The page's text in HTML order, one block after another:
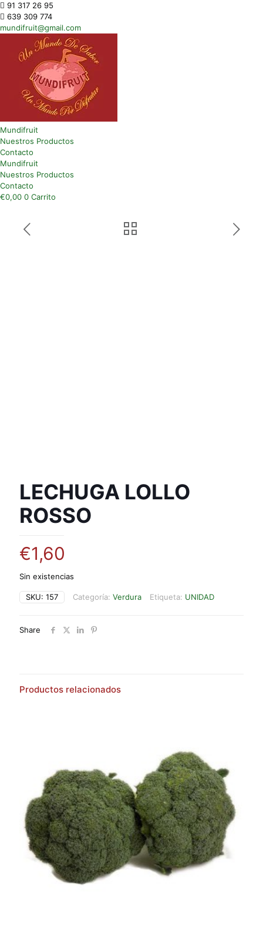
91 317 26 95
639 309 774
mundifruit@gmail.com
Mundifruit
Nuestros Productos
Contacto
Mundifruit
Nuestros Productos
Contacto
€0,00 0 Carrito
LECHUGA LOLLO
ROSSO
€1,60
Sin existencias
SKU: 157 Categoría: Verdura Etiqueta: UNIDAD
Share
Productos relacionados